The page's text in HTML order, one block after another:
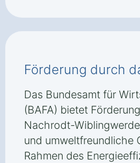
Förderung durch
Das Bundesamt für
(BAFA) bietet
Nachrodt-
und umweltfreundliche
Rahmen des